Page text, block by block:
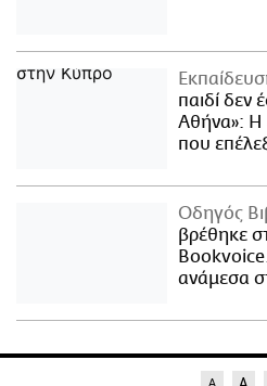
παιδί δεν
Αθήνα»: Η
που
Οδηγός
βρέθηκε
ανάμεσα